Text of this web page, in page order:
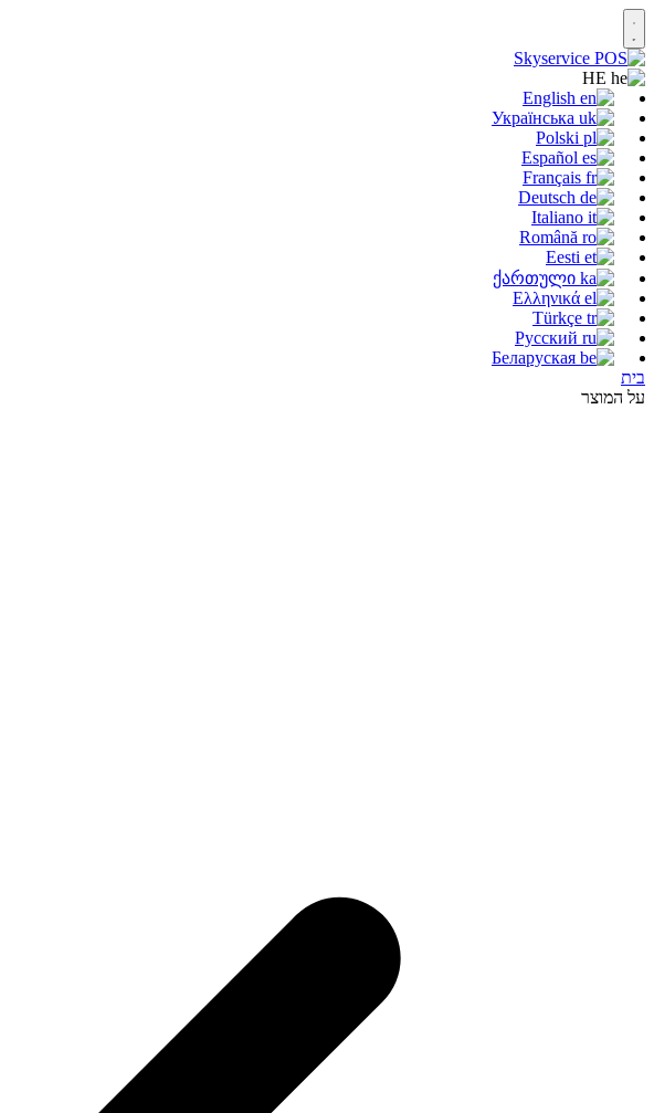
English
Українська
Polski
Español
Français
Deutsch
Italiano
Română
Eesti
ქართული
Ελληνικά
Türkçe
Русский
Беларуская
בית
על המוצר